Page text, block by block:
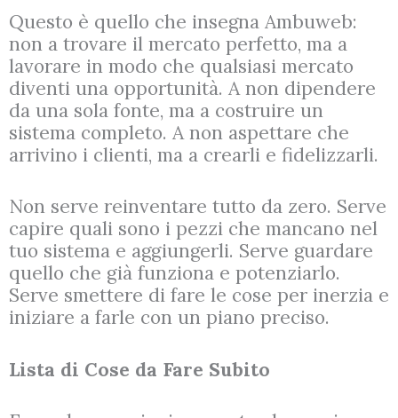
Questo è quello che insegna Ambuweb:
non a trovare il mercato perfetto, ma a
lavorare in modo che qualsiasi mercato
diventi una opportunità. A non dipendere
da una sola fonte, ma a costruire un
sistema completo. A non aspettare che
arrivino i clienti, ma a crearli e fidelizzarli.
Non serve reinventare tutto da zero. Serve
capire quali sono i pezzi che mancano nel
tuo sistema e aggiungerli. Serve guardare
quello che già funziona e potenziarlo.
Serve smettere di fare le cose per inerzia e
iniziare a farle con un piano preciso.
Lista di Cose da Fare Subito